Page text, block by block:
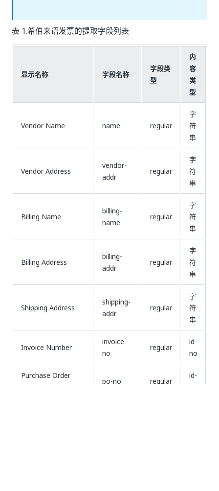
表 1.希伯来语发票的提取字段列表
显示名称 字段名称
字段类
型
内
容
类
型
Vendor Name name regular
字
符
串
Vendor Address
vendor-
addr
regular
字
符
串
Billing Name
billing-
name
regular
字
符
串
Billing Address
billing-
addr
regular
字
符
串
Shipping Address
shipping-
addr
regular
字
符
串
Invoice Number
invoice-
no
regular
id-
no
Purchase Order
po-no regular
id-